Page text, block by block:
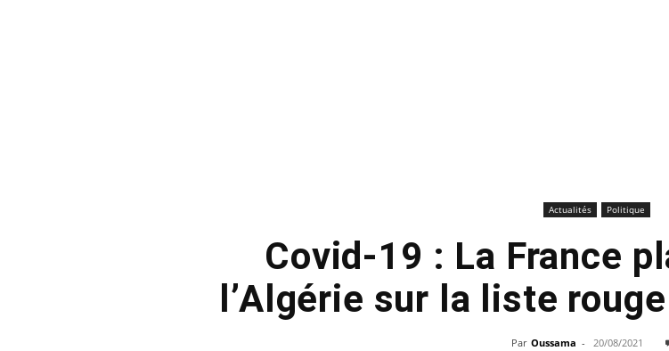
Actualités Politique
Covid-19 : La France
l’Algérie sur la liste
Par Oussama - 20/08/2021